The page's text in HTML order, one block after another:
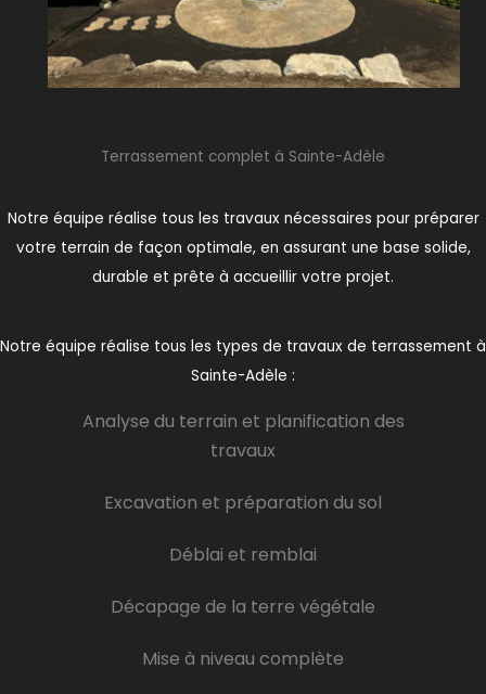
Terrassement complet à Sainte-Adèle
Notre équipe réalise tous les travaux nécessaires pour préparer
votre terrain de façon optimale, en assurant une base solide,
durable et prête à accueillir votre projet.
Notre équipe réalise tous les types de travaux de terrassement à
Sainte-Adèle :
Analyse du terrain et planification des
travaux
Excavation et préparation du sol
Déblai et remblai
Décapage de la terre végétale
Mise à niveau complète